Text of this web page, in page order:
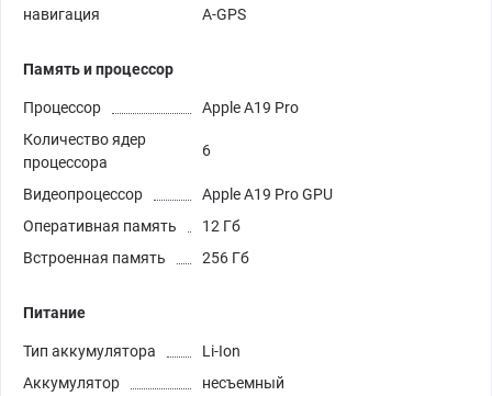
навигация
A-GPS
Память и процессор
Процессор
Apple A19 Pro
Количество ядер
процессора
6
Видеопроцессор
Apple A19 Pro GPU
Оперативная память
12 Гб
Встроенная память
256 Гб
Питание
Тип аккумулятора
Li-Ion
Аккумулятор
несъемный